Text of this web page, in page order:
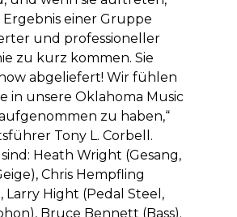
Ergebnis einer Gruppe
und professioneller
zu kurz kommen. Sie
abgeliefert! Wir fühlen
in unsere Oklahoma Music
zu haben,“
Tony L. Corbell.
Heath Wright (Gesang,
Chris Hempfling
Larry Hight (Pedal Steel,
Bruce Bennett (Bass).